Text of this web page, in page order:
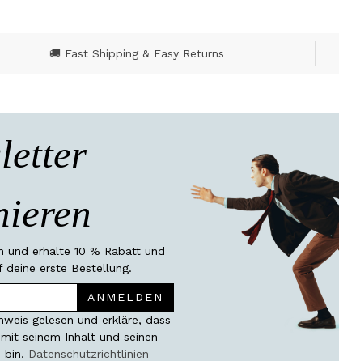
🚚 Fast Shipping & Easy Returns
und erhalte 10 % Rabatt und
deine erste Bestellung.
ANMELDEN
gelesen und erkläre, dass
seinem Inhalt und seinen
bin. Datenschutzrichtlinien